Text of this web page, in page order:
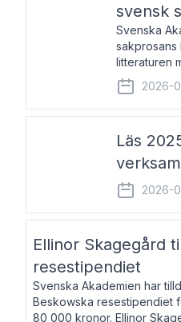
svensk
Svenska
litteraturen
Svenska
sakprosa
2026-
Läs
2026-
Ellinor Skagegård
resestipendiet
Svenska Akademien har
Beskowska resestipendiet
80 000 kronor. Ellinor